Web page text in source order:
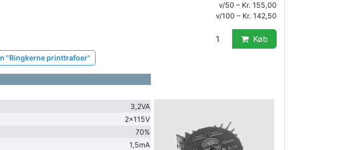
"Ringkerne printtrafoer"
3,2VA
2x115V
70%
1,5mA
v/50 – Kr. 155,00
v/100 – Kr. 142,50
Køb